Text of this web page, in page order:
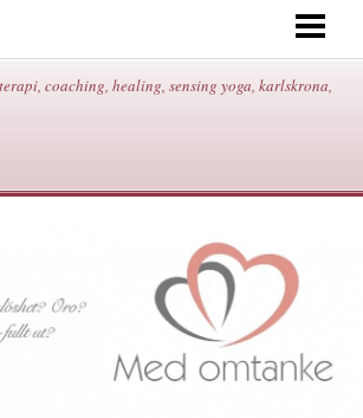
coaching, healing, sensing yoga, karlskrona,